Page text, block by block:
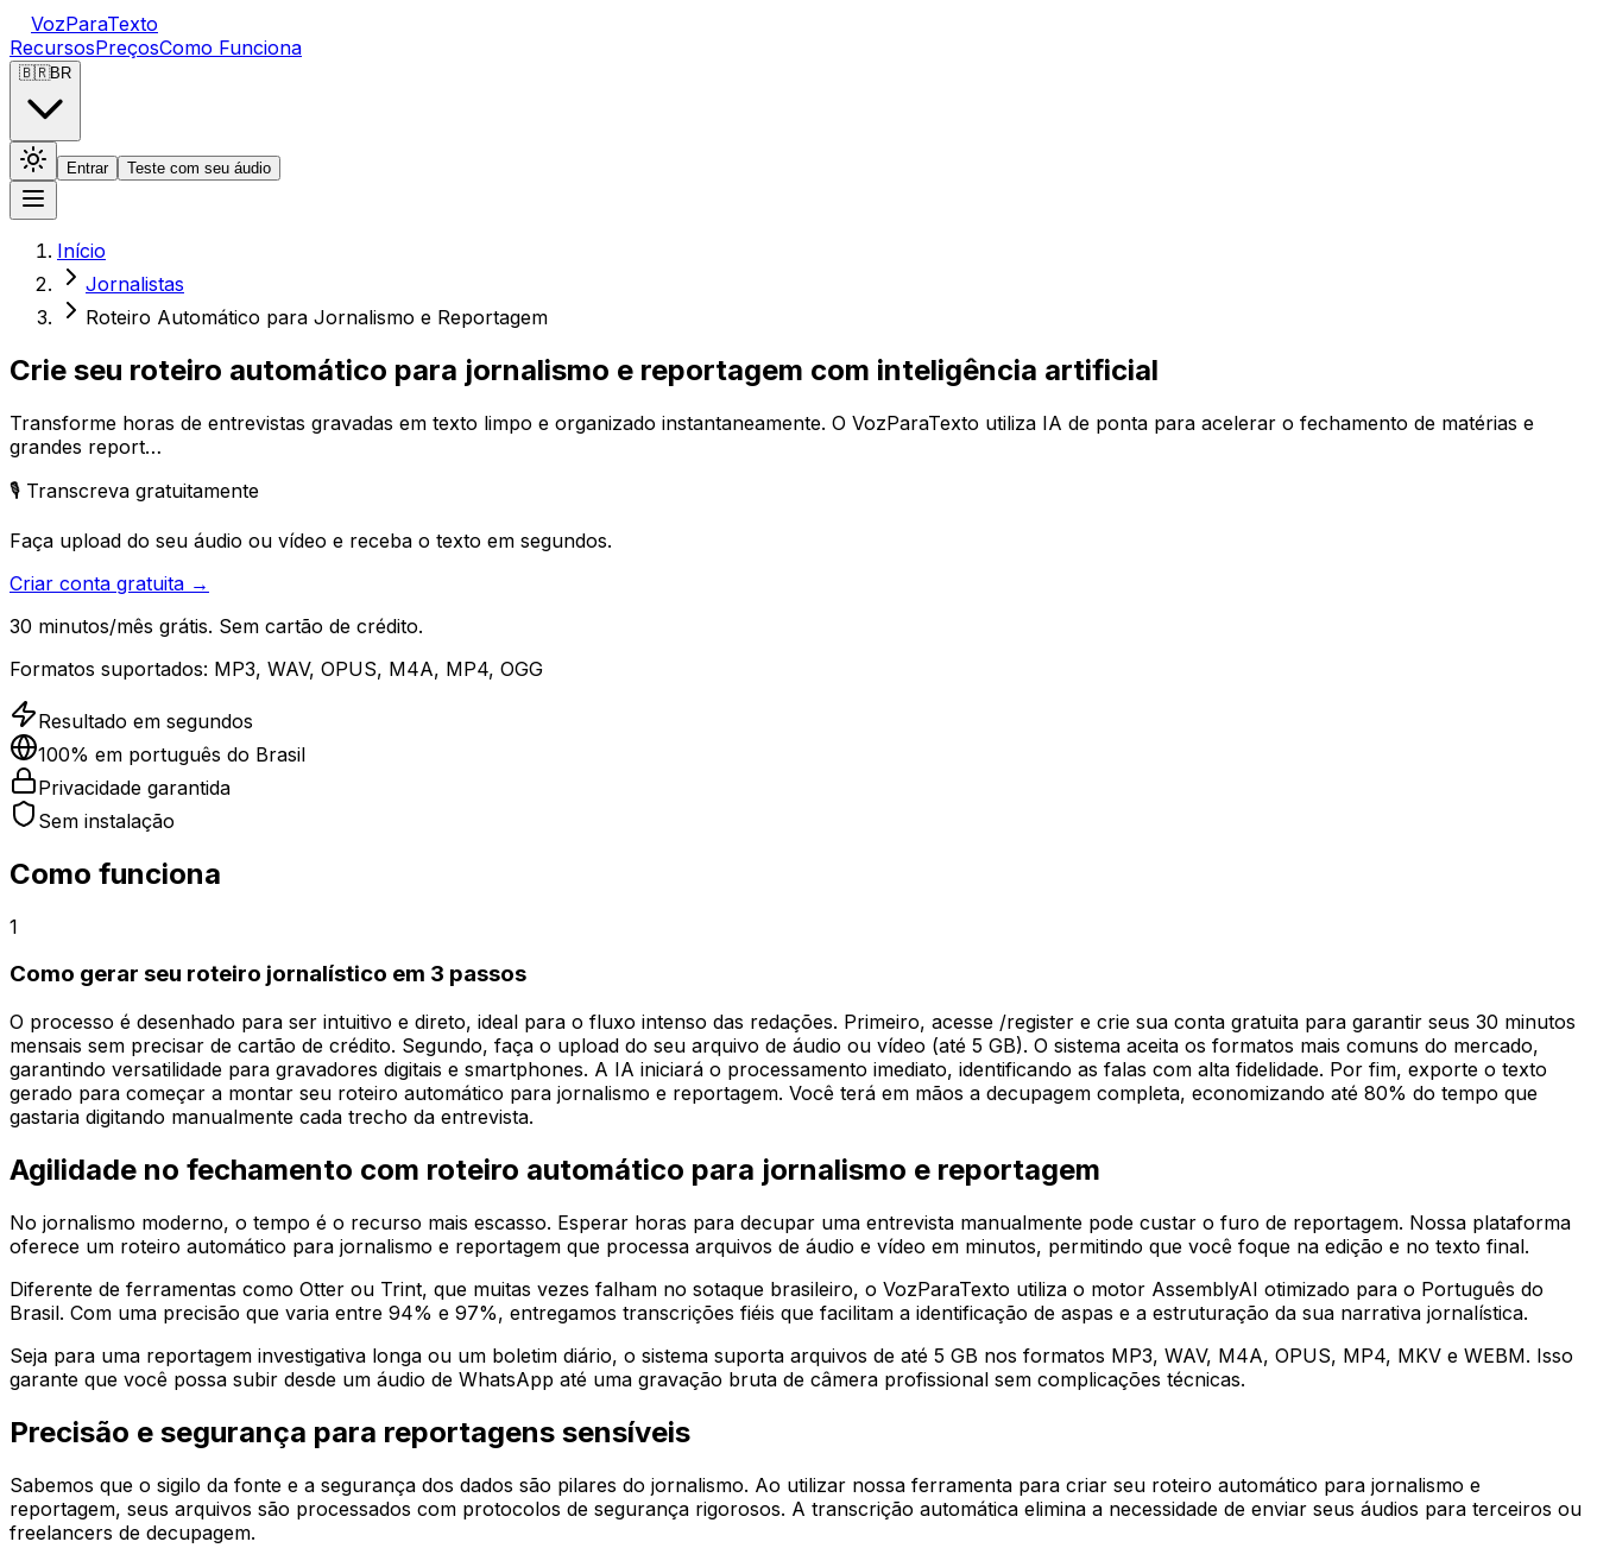
VozParaTexto
RecursosPreçosComo Funciona
🇧🇷BR
Entrar Teste com seu áudio
Início
Jornalistas
Roteiro Automático para Jornalismo e Reportagem
Crie seu roteiro automático para jornalismo e reportagem com inteligência artificial
Transforme horas de entrevistas gravadas em texto limpo e organizado instantaneamente. O VozParaTexto utiliza IA de ponta para acelerar o fechamento de matérias e
grandes report…
🎙️ Transcreva gratuitamente
Faça upload do seu áudio ou vídeo e receba o texto em segundos.
Criar conta gratuita →
30 minutos/mês grátis. Sem cartão de crédito.
Formatos suportados: MP3, WAV, OPUS, M4A, MP4, OGG
Resultado em segundos
100% em português do Brasil
Privacidade garantida
Sem instalação
Como funciona
1
Como gerar seu roteiro jornalístico em 3 passos
O processo é desenhado para ser intuitivo e direto, ideal para o fluxo intenso das redações. Primeiro, acesse /register e crie sua conta gratuita para garantir seus 30 minutos
mensais sem precisar de cartão de crédito. Segundo, faça o upload do seu arquivo de áudio ou vídeo (até 5 GB). O sistema aceita os formatos mais comuns do mercado,
garantindo versatilidade para gravadores digitais e smartphones. A IA iniciará o processamento imediato, identificando as falas com alta fidelidade. Por fim, exporte o texto
gerado para começar a montar seu roteiro automático para jornalismo e reportagem. Você terá em mãos a decupagem completa, economizando até 80% do tempo que
gastaria digitando manualmente cada trecho da entrevista.
Agilidade no fechamento com roteiro automático para jornalismo e reportagem
No jornalismo moderno, o tempo é o recurso mais escasso. Esperar horas para decupar uma entrevista manualmente pode custar o furo de reportagem. Nossa plataforma
oferece um roteiro automático para jornalismo e reportagem que processa arquivos de áudio e vídeo em minutos, permitindo que você foque na edição e no texto final.
Diferente de ferramentas como Otter ou Trint, que muitas vezes falham no sotaque brasileiro, o VozParaTexto utiliza o motor AssemblyAI otimizado para o Português do
Brasil. Com uma precisão que varia entre 94% e 97%, entregamos transcrições fiéis que facilitam a identificação de aspas e a estruturação da sua narrativa jornalística.
Seja para uma reportagem investigativa longa ou um boletim diário, o sistema suporta arquivos de até 5 GB nos formatos MP3, WAV, M4A, OPUS, MP4, MKV e WEBM. Isso
garante que você possa subir desde um áudio de WhatsApp até uma gravação bruta de câmera profissional sem complicações técnicas.
Precisão e segurança para reportagens sensíveis
Sabemos que o sigilo da fonte e a segurança dos dados são pilares do jornalismo. Ao utilizar nossa ferramenta para criar seu roteiro automático para jornalismo e
reportagem, seus arquivos são processados com protocolos de segurança rigorosos. A transcrição automática elimina a necessidade de enviar seus áudios para terceiros ou
freelancers de decupagem.